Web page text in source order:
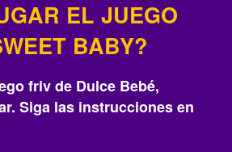
EL JUEGO
BABY?
friv de Dulce Bebé,
Siga las instrucciones en